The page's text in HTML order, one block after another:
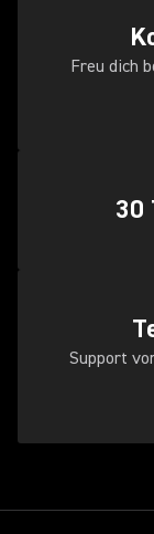
Freu dich
30
Support